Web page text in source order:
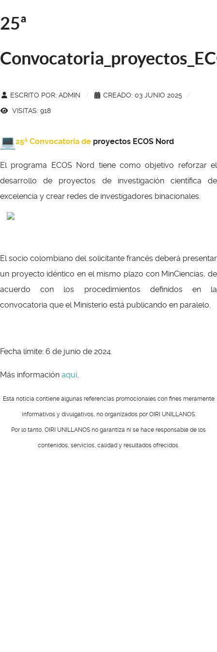
25ª
ESCRITO POR: ADMIN
CREADO: 03 JUNIO 2025
VISITAS: 918
25ª Convocatoria de proyectos ECOS Nord
El programa ECOS Nord tiene como objetivo reforzar el
desarrollo de proyectos de investigación científica de
excelencia y crear redes de investigadores binacionales.
El socio colombiano del solicitante francés deberá presentar
un proyecto idéntico en el mismo plazo con MinCiencias, de
acuerdo con los procedimientos definidos en la
convocatoria que el Ministerio está publicando en paralelo.
Fecha límite: 6 de junio de 2024.
Más información aquí.
Esta noticia contiene algunas referencias promocionales con fines meramente
informativos y divulgativos, no organizados por OIRI UNILLANOS.
Por lo tanto, OIRI UNILLANOS no garantiza ni se hace responsable de los
contenidos, servicios, calidad y resultados ofrecidos.